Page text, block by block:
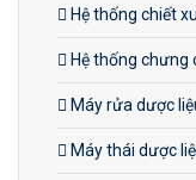
Hệ thống chiết
Hệ thống chưng
Máy rửa dược
Máy thái dược